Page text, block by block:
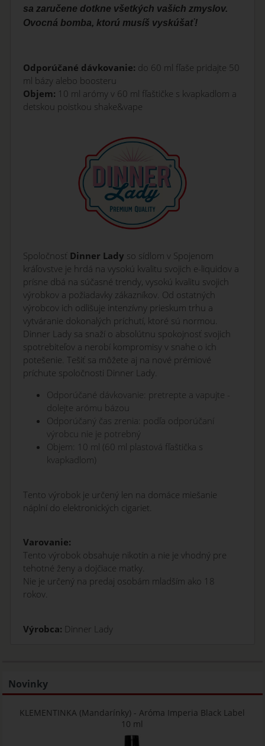
sa zaručene dotkne všetkých vašich zmyslov.
Ovocná bomba, ktorú musíš vyskúšať!
Odporúčané dávkovanie: do 60 ml fľaše pridajte 50
ml bázy alebo boosteru
Objem: 10 ml arómy v 60 ml fľaštičke s kvapkadlom a
detskou poistkou shake&vape
Spoločnosť Dinner Lady so sídlom v Spojenom
kráľovstve je hrdá na vysokú kvalitu svojich e-liquidov a
prísne dbá na súčasné trendy, vysokú kvalitu svojich
výrobkov a požiadavky zákazníkov. Od ostatných
výrobcov ich odlišuje intenzívny prieskum trhu a
vytváranie dokonalých príchutí, ktoré sú normou.
Dinner Lady sa snaží o absolútnu spokojnosť svojich
spotrebiteľov a nerobí kompromisy v snahe o ich
potešenie. Tešiť sa môžete aj na nové prémiové
príchute spoločnosti Dinner Lady.
Odporúčané dávkovanie: pretrepte a vapujte -
dolejte arómu bázou
Odporúčaný čas zrenia: podľa odporúčaní
výrobcu nie je potrebný
Objem: 10 ml (60 ml plastová fľaštička s
kvapkadlom)
Tento výrobok je určený len na domáce miešanie
náplní do elektronických cigariet.
Varovanie:
Tento výrobok obsahuje nikotín a nie je vhodný pre
tehotné ženy a dojčiace matky.
Nie je určený na predaj osobám mladším ako 18
rokov.
Výrobca: Dinner Lady
Novinky
KLEMENTINKA (Mandarínky) - Aróma Imperia Black Label
10 ml